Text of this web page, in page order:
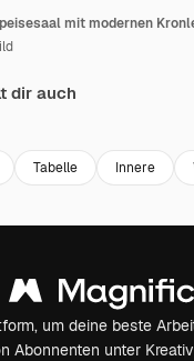
mit modernen
dir auch
Tabelle Innere
um deine beste
Abonnenten unter